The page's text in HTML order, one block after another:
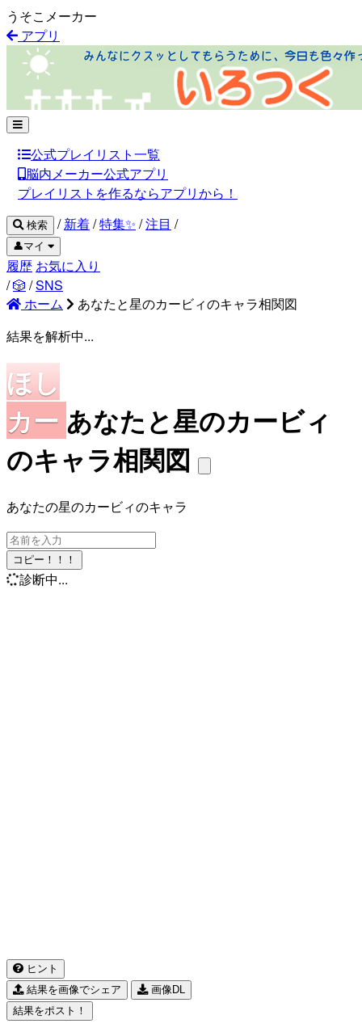
うそこメーカー
アプリ
公式プレイリスト一覧
脳内メーカー公式アプリ
プレイリストを作るならアプリから！
検索 / 新着/特集✨ /注目 /
👤マイ
履歴 お気に入り
/🎲 /SNS
ホーム
あなたと星のカービィのキャラ相関図
結果を解析中...
ほし
カー あなたと星のカービィ
のキャラ相関図
あなたの星のカービィのキャラ
コピー！！！
診断中...
ヒント
結果を画像でシェア
画像DL
結果をポスト！